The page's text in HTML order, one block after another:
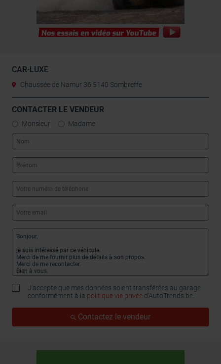
CAR-LUXE
Chaussée de Namur 36 5140 Sombreffe
CONTACTER LE VENDEUR
Monsieur Madame
J'accepte que mes données soient transférées au garage
conformément à la politique vie privée d’AutoTrends.be.
Contactez le vendeur